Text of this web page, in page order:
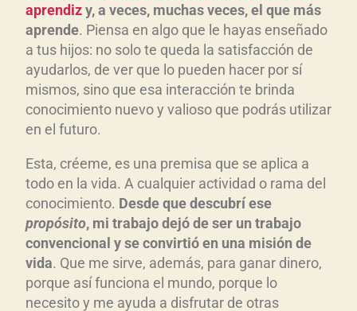
aprendizy, a veces, muchas veces, el que más
aprende. Piensa en algo que le hayas enseñado
a tus hijos: no solo te queda la satisfacción de
ayudarlos, de ver que lo pueden hacer por sí
mismos, sino que esa interacción te brinda
conocimiento nuevo y valioso que podrás utilizar
en el futuro.
Esta, créeme, es una premisa que se aplica a
todo en la vida. A cualquier actividad o rama del
conocimiento. Desde que descubrí ese
propósito, mi trabajo dejó de ser un trabajo
convencional y se convirtió en una misión de
vida. Que me sirve, además, para ganar dinero,
porque así funciona el mundo, porque lo
necesito y me ayuda a disfrutar de otras